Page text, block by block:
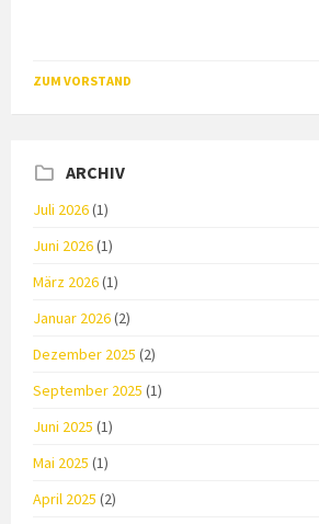
ZUM VORSTAND
ARCHIV
Juli 2026(1)
Juni 2026(1)
März 2026(1)
Januar 2026(2)
Dezember 2025 (2)
September 2025 (1)
Juni 2025 (1)
Mai 2025 (1)
April 2025 (2)